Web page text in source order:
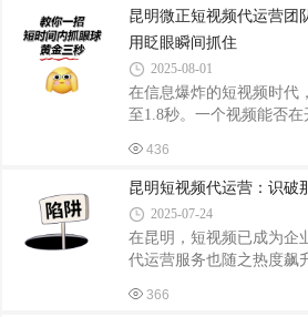
为“对话高手”。一、内容
金3秒法则：开篇直接抛
到过……”“今天教你一个省
注意力。逻辑金字塔：采
结升华”结构，避免信息
说核心优势，再展开功能
埋设互动钩子：在关键节
昆明微正短视频代运营团
用眨眼瞬间抓住
2025-08-01
在信息爆炸的短视频时代
至1.8秒。一个视频能否
黄金三秒不是玄学，而是
果。一、制造悬念：用“
脑天生厌恶信息缺口。开
还在用错误的方式刷牙？
装革履的厨师用灭火器烤
（“今天我差点丢了命，
能瞬间激活用户的“解谜本
436
昆明短视频代运营：识破
2025-07-24
在昆明，短视频已成为企
代运营服务也随之热度飙
在选择合作时如履薄冰。
366